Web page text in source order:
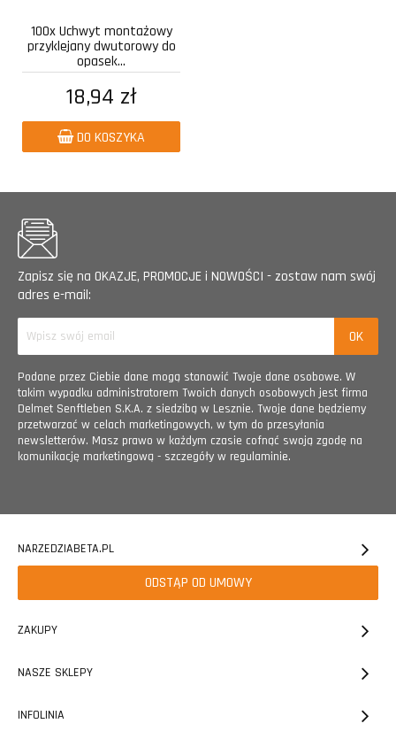
100x Uchwyt montażowy
przyklejany dwutorowy do
opasek...
18,94 zł
DO KOSZYKA
Zapisz się na OKAZJE, PROMOCJE i NOWOŚCI - zostaw nam swój
adres e-mail:
Podane przez Ciebie dane mogą stanowić Twoje dane osobowe. W
takim wypadku administratorem Twoich danych osobowych jest firma
Delmet Senftleben S.K.A. z siedzibą w Lesznie. Twoje dane będziemy
przetwarzać w celach marketingowych, w tym do przesyłania
newsletterów. Masz prawo w każdym czasie cofnąć swoją zgodę na
komunikację marketingową - szczegóły w regulaminie.
NARZEDZIABETA.PL
ODSTĄP OD UMOWY
ZAKUPY
NASZE SKLEPY
INFOLINIA